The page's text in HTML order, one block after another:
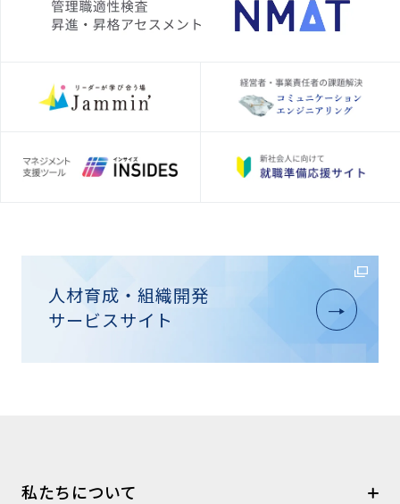
人材育成・組織開発
サービスサイト
私たちについて